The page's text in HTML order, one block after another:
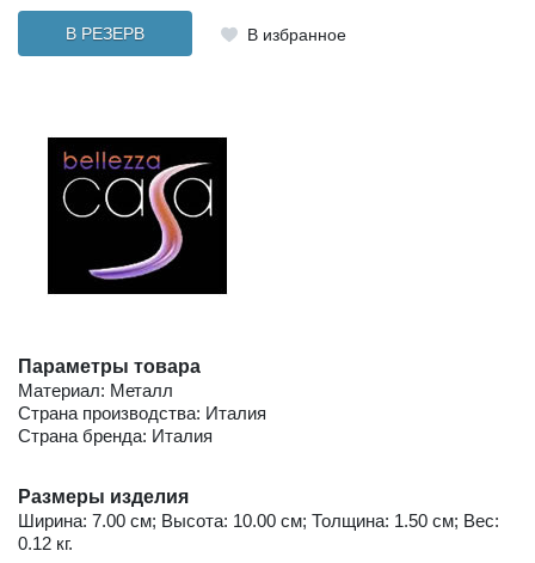
В РЕЗЕРВ В избранное
Параметры товара
Материал: Металл
Страна производства: Италия
Страна бренда: Италия
Размеры изделия
Ширина: 7.00 см; Высота: 10.00 см; Толщина: 1.50 см; Вес:
0.12 кг.